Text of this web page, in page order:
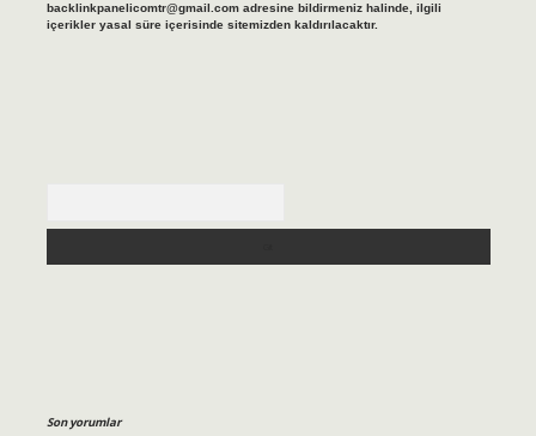
backlinkpanelicomtr@gmail.comadresine bildirmeniz halinde, ilgili
içerikler yasal süre içerisinde sitemizden kaldırılacaktır.
Son yorumlar